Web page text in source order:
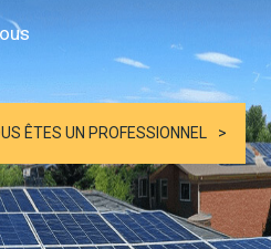
ÊTES UN PROFESSIONNEL